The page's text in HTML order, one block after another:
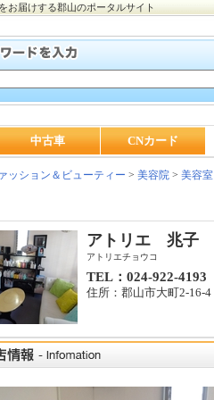
お届けする郡山のポータルサイト
中古車 CNカード
ッション＆ビューティー > 美容院 > 美容室
アトリエ 兆子
アトリエチョウコ
TEL：024-922-4193
住所：郡山市大町2-16-4